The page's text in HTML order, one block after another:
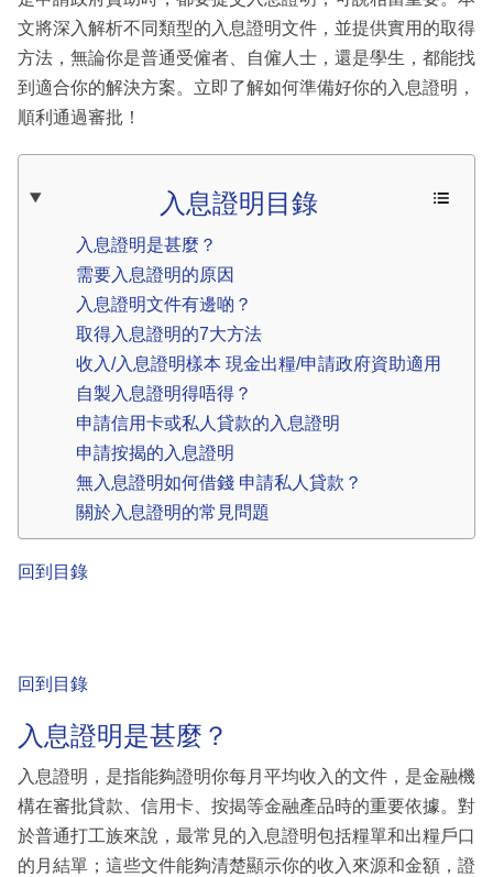
事
專
欄
閱
文將深入解析不同類型的入息證明文件，並提供實用的取得
方法，無論你是普通受僱者、自僱人士，還是學生，都能找
到適合你的解決方案。立即了解如何準備好你的入息證明，
順利通過審批！
入息證明目錄
入息證明是甚麼？
需要入息證明的原因
入息證明文件有邊啲？
取得入息證明的7大方法
收入/入息證明樣本 現金出糧/申請政府資助適用
自製入息證明得唔得？
申請信用卡或私人貸款的入息證明
申請按揭的入息證明
無入息證明如何借錢 申請私人貸款？
關於入息證明的常見問題
回到目錄
回到目錄
入息證明是甚麼？
入息證明，是指能夠證明你每月平均收入的文件，是金融機
構在審批貸款、信用卡、按揭等金融產品時的重要依據。對
於普通打工族來說，最常見的入息證明包括糧單和出糧戶口
的月結單；這些文件能夠清楚顯示你的收入來源和金額，證